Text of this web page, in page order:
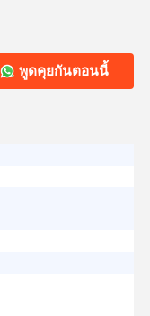
พูดคุยกันตอนนี้